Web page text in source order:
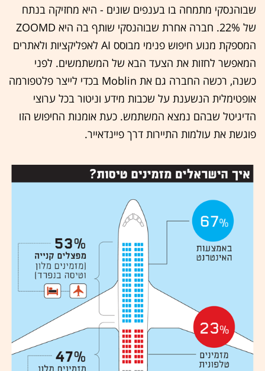
שבוהנסקי מתמחה בו בענפים שונים - היא מחזיקה בנתח
של 22%. חברה אחרת שבוהנסקי שותף בה היא ZOOMD
המספקת מנוע חיפוש פנימי מבוסס AI לאפליקציות ולאתרים
המאפשר לחזות את הצעד הבא של המשתמשים. לפני
כשנה, רכשה החברה גם את Moblin בכדי לייצר פלטפורמה
אופטימלית הנשענת על שכבות מידע וניטור בכל ערוצי
הדיגיטל שבהם נמצא המשתמש. כעת אומנות החיפוש הזו
פוגשת את עולמות התיירות דרך פיינדאייר.